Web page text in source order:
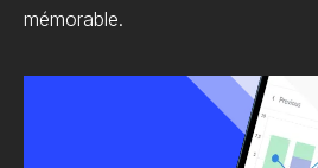
mémorable.